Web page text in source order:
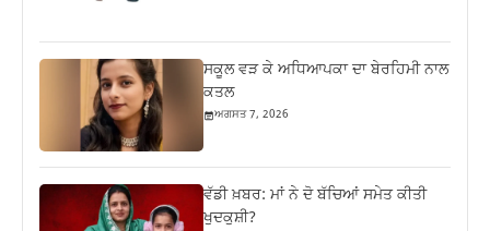
ਸਕੂਲ ਵੜ ਕੇ ਅਧਿਆਪਕਾ ਦਾ ਬੇਰਹਿਮੀ ਨਾਲ
ਕਤਲ
ਅਗਸਤ 7, 2026
ਵੱਡੀ ਖ਼ਬਰ: ਮਾਂ ਨੇ ਦੋ ਬੱਚਿਆਂ ਸਮੇਤ ਕੀਤੀ
ਖੁਦਕੁਸ਼ੀ?